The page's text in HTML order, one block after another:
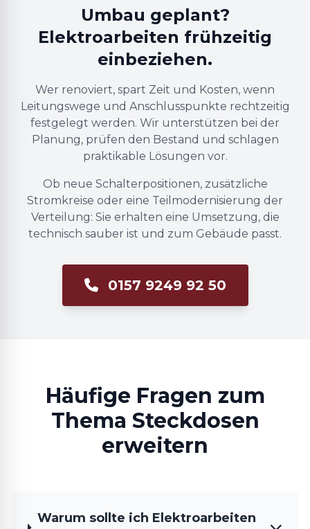
Umbau geplant?
Elektroarbeiten frühzeitig
einbeziehen.
Wer renoviert, spart Zeit und Kosten, wenn
Leitungswege und Anschlusspunkte rechtzeitig
festgelegt werden. Wir unterstützen bei der
Planung, prüfen den Bestand und schlagen
praktikable Lösungen vor.
Ob neue Schalterpositionen, zusätzliche
Stromkreise oder eine Teilmodernisierung der
Verteilung: Sie erhalten eine Umsetzung, die
technisch sauber ist und zum Gebäude passt.
0157 9249 92 50
Häufige Fragen zum
Thema Steckdosen
erweitern
Warum sollte ich Elektroarbeiten